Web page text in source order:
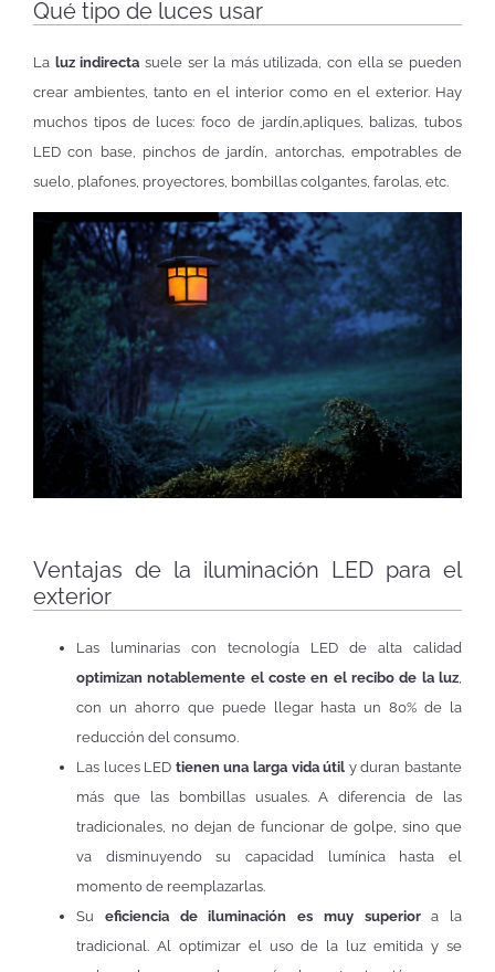
Qué tipo de luces usar
La luz indirecta suele ser la más utilizada, con ella se pueden
crear ambientes, tanto en el interior como en el exterior. Hay
muchos tipos de luces: foco de jardín,apliques, balizas, tubos
LED con base, pinchos de jardín, antorchas, empotrables de
suelo, plafones, proyectores, bombillas colgantes, farolas, etc.
Ventajas de la iluminación LED para el
exterior
Las luminarias con tecnología LED de alta calidad
optimizan notablemente el coste en el recibo de la luz
con un ahorro que puede llegar hasta un 80% de la
reducción del consumo.
Las luces LED tienen una larga vida útil y duran bastante
más que las bombillas usuales. A diferencia de las
tradicionales, no dejan de funcionar de golpe, sino que
va disminuyendo su capacidad lumínica hasta el
momento de reemplazarlas.
Su eficiencia de iluminación es muy superiora la
tradicional. Al optimizar el uso de la luz emitida y se